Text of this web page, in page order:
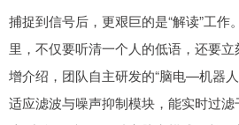
捕捉到信号后，更艰巨的是“解读”工作
里，不仅要听清一个人的低语，还要
增介绍，团队自主研发的“脑电—机器
适应滤波与噪声抑制模块，能实时过滤